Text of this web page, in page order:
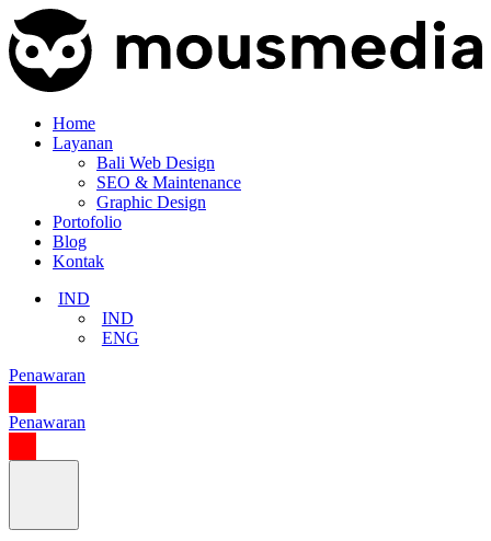
Home
Layanan
Bali Web Design
SEO & Maintenance
Graphic Design
Portofolio
Blog
Kontak
IND
IND
ENG
Penawaran
Penawaran